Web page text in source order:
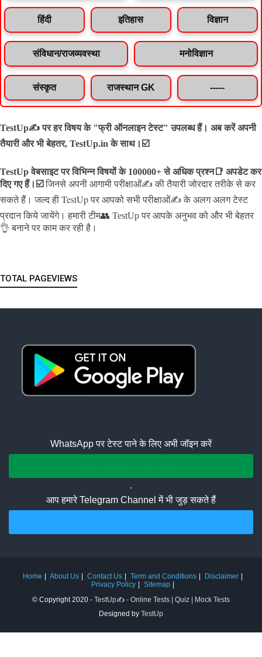
हिंदी इतिहास विज्ञान
संविधान/राजव्यवस्था मनोविज्ञान
संस्कृत राजस्थान GK -----
TestUp✍️ पर हर विषय के "फ्री ऑनलाइन टेस्ट" उपलब्ध हैं। अब करें अपनी
तैयारी और भी बेहतर, TestUp.in के साथ।☑️
TestUp वेबसाइट पर विभिन्न विषयों के 100000+ से अधिक प्रश्न📑 अपडेट कर
दिए गए हैं। ☑️ जिनसे अपनी आगामी परीक्षाओं✍️ की तैयारी जोरदार तरीके से कर
सकते हैं।जल्द ही TestUp पर आपको सभी परीक्षाओं✍️ के अलग अलग टेस्ट
प्रदान किये जायेंगे। हमारी टीम👥 TestUp पर आपके अनुभव को और भी बेहतर
👌 बनाने पर काम कर रही है।
TOTAL PAGEVIEWS
WhatsApp पर टेस्ट पाने के लिए अभी जॉइन करें
.
आप हमारे Telegram Channel में भी जुड़ सकते हैं
Home About Us Contact Us Term and Conditions
Disclaimer
Privacy Policy
Sitemap
© Copyright 2020 - TestUp✍️ - Online Tests | Quiz | Mock Tests
Designed by TestUp